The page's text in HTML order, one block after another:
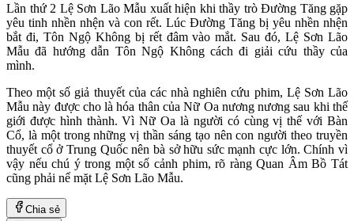
Lần thứ 2 Lệ Sơn Lão Mẫu xuất hiện khi thầy trò Đường Tăng gặp
yêu tinh nhền nhện và con rết. Lúc Đường Tăng bị yêu nhền nhện
bắt đi, Tôn Ngộ Không bị rết đâm vào mắt. Sau đó, Lệ Sơn Lão
Mẫu đã hướng dẫn Tôn Ngộ Không cách đi giải cứu thầy của
mình.
Theo một số giả thuyết của các nhà nghiên cứu phim, Lệ Sơn Lão
Mẫu này được cho là hóa thân của Nữ Oa nương nương sau khi thế
giới được hình thành. Vì Nữ Oa là người có cùng vị thế với Bàn
Cổ, là một trong những vị thần sáng tạo nên con người theo truyền
thuyết cổ ở Trung Quốc nên bà sở hữu sức mạnh cực lớn. Chính vì
vậy nếu chú ý trong một số cảnh phim, rõ ràng Quan Âm Bồ Tát
cũng phải nể mặt Lệ Sơn Lão Mẫu.
Chia sẻ